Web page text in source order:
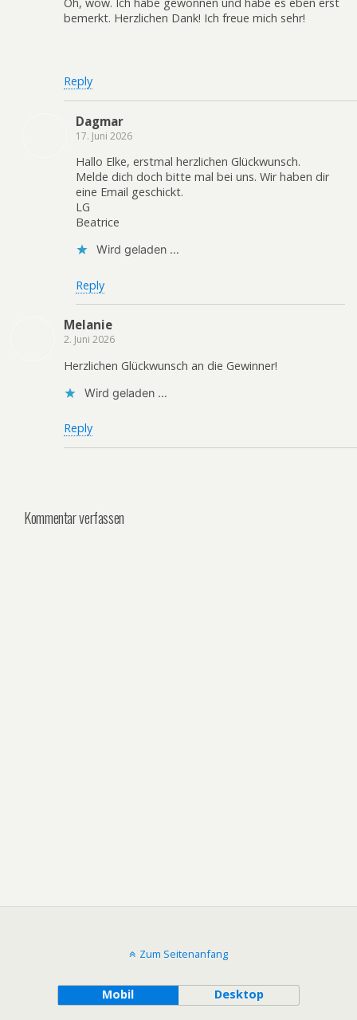
Oh, wow. Ich habe gewonnen und habe es eben erst
bemerkt. Herzlichen Dank! Ich freue mich sehr!
Reply
Dagmar
17. Juni 2026
Hallo Elke, erstmal herzlichen Glückwunsch.
Melde dich doch bitte mal bei uns. Wir haben dir
eine Email geschickt.
LG
Beatrice
Wird geladen …
Reply
Melanie
2. Juni 2026
Herzlichen Glückwunsch an die Gewinner!
Wird geladen …
Reply
Kommentar verfassen
Zum Seitenanfang
Mobil Desktop